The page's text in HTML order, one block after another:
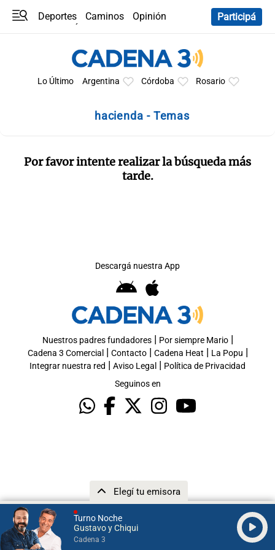
Turno Noche
Gustavo y Chiqui
Cadena 3
Elegí tu emisora
Deportes Caminos
Opinión
Participá
Lo Último Argentina Córdoba Rosario
hacienda - Temas
Por favor intente realizar la búsqueda más
tarde.
Descargá nuestra App
Nuestros padres fundadores| Por siempre Mario|
Cadena 3 Comercial | Contacto| Cadena Heat | La Popu |
Integrar nuestra red | Aviso Legal | Política de Privacidad
Seguinos en